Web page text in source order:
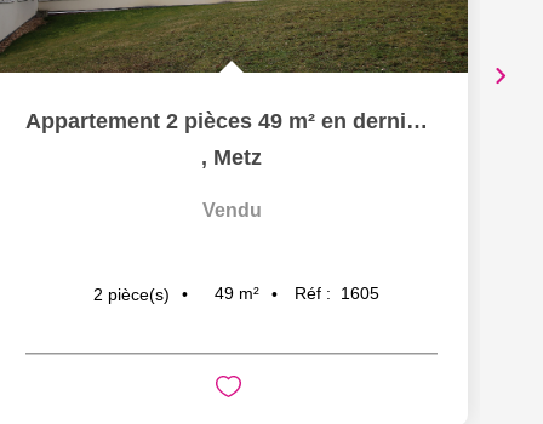
Appartement 2 pièces 49 m² en dernier étage terrasse et box...
, Metz
Vendu
2 pièce(s) 49 m² Réf : 1605